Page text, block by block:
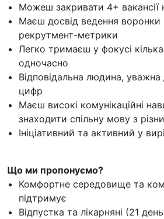
Можеш закривати 4+ вакансії
Маєш досвід ведення
рекрутмент-метрики
Легко тримаєш у фокусі кілька
одночасно
Відповідальна людина,
цифр
Маєш високі комунікаційні
знаходити спільну мову з
Ініціативний та активний у
Що ми пропонуємо?
Комфортне середовище та
підтримує
Відпустка та лікарняні (21